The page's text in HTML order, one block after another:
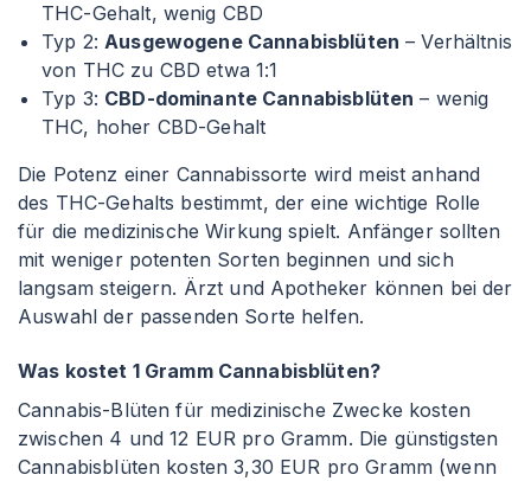
THC-Gehalt, wenig CBD
Typ 2:Ausgewogene Cannabisblüten – Verhältnis
von THC zu CBD etwa 1:1
Typ 3: CBD-dominante Cannabisblüten – wenig
THC, hoher CBD-Gehalt
Die Potenz einer Cannabissorte wird meist anhand
des THC-Gehalts bestimmt, der eine wichtige Rolle
für die medizinische Wirkung spielt. Anfänger sollten
mit weniger potenten Sorten beginnen und sich
langsam steigern. Ärzt und Apotheker können bei der
Auswahl der passenden Sorte helfen.
Was kostet 1 Gramm Cannabisblüten?
Cannabis-Blüten für medizinische Zwecke kosten
zwischen 4 und 12 EUR pro Gramm. Die günstigsten
Cannabisblüten kosten 3,30 EUR pro Gramm (wenn